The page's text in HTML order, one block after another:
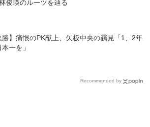
俊瑛のルーツを辿る
勝】痛恨のPK献上、矢板中央の靍見「1、2年
一を」
Recommended by